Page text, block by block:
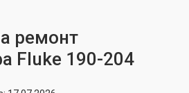
ремонт
Fluke 190-204